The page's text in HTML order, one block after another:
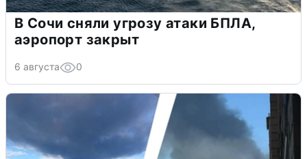
В Сочи сняли угрозу атаки БПЛА,
аэропорт закрыт
6 августа 0